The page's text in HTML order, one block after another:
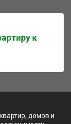
к
домов и